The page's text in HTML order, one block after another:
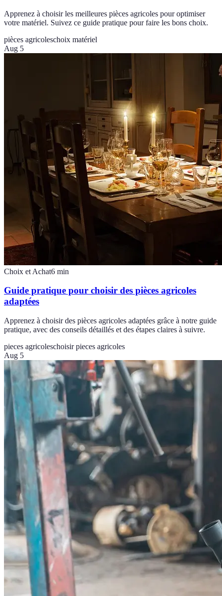
Apprenez à choisir les meilleures pièces agricoles pour optimiser
votre matériel. Suivez ce guide pratique pour faire les bons choix.
pièces agricoleschoix matériel
Aug 5
Choix et Achat6 min
Guide pratique pour choisir des pièces agricoles
adaptées
Apprenez à choisir des pièces agricoles adaptées grâce à notre guide
pratique, avec des conseils détaillés et des étapes claires à suivre.
pieces agricoleschoisir pieces agricoles
Aug 5